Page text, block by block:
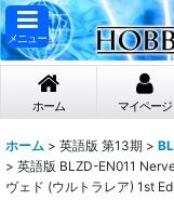
メニュー
ホーム マイページ
ホーム > 英語版 第13期 >
> 英語版 BLZD-EN011
ヴェド (ウルトラレア) 1st